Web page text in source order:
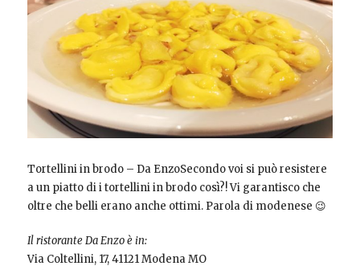
Tortellini in brodo – Da EnzoSecondo voi si può resistere
a un piatto di i tortellini in brodo così?! Vi garantisco che
oltre che belli erano anche ottimi. Parola di modenese 😉
Il ristorante Da Enzo è in:
Via Coltellini, 17, 41121 Modena MO